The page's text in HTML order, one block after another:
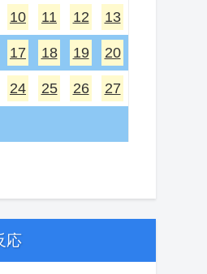
10 11 12 13
17 18 19 20
24 25 26 27
応